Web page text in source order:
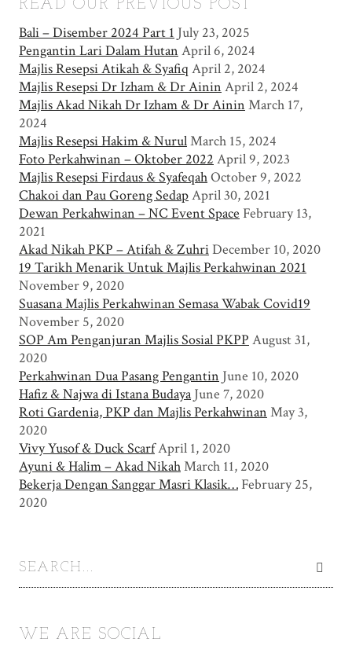
READ OUR PREVIOUS POST
Bali – Disember 2024 Part 1 July 23, 2025
Pengantin Lari Dalam Hutan April 6, 2024
Majlis Resepsi Atikah & Syafiq April 2, 2024
Majlis Resepsi Dr Izham & Dr Ainin April 2, 2024
Majlis Akad Nikah Dr Izham & Dr Ainin March 17,
2024
Majlis Resepsi Hakim & NurulMarch 15, 2024
Foto Perkahwinan – Oktober 2022 April 9, 2023
Majlis Resepsi Firdaus & SyafeqahOctober 9, 2022
Chakoi dan Pau Goreng SedapApril 30, 2021
Dewan Perkahwinan – NC Event Space February 13,
2021
Akad Nikah PKP – Atifah & ZuhriDecember 10, 2020
19 Tarikh Menarik Untuk Majlis Perkahwinan 2021
November 9, 2020
Suasana Majlis Perkahwinan Semasa Wabak Covid19
November 5, 2020
SOP Am Penganjuran Majlis Sosial PKPP August 31,
2020
Perkahwinan Dua Pasang Pengantin June 10, 2020
Hafiz & Najwa di Istana Budaya June 7, 2020
Roti Gardenia, PKP dan Majlis Perkahwinan May 3,
2020
Vivy Yusof & Duck ScarfApril 1, 2020
Ayuni & Halim – Akad NikahMarch 11, 2020
Bekerja Dengan Sanggar Masri Klasik… February 25,
2020
WE ARE SOCIAL